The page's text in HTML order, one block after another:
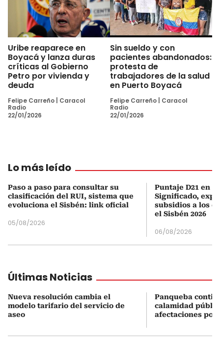
Uribe reaparece en
Boyacá y lanza duras
críticas al Gobierno
Petro por vivienda y
deuda
Felipe Carreño
Caracol
Radio
22/01/2026
Sin sueldo y con
pacientes abandonados:
protesta de
trabajadores de la salud
en Puerto Boyacá
Felipe Carreño
Caracol
Radio
22/01/2026
Lo más leído
Paso a paso para consultar su
clasificación del RUI, sistema que
evoluciona el Sisbén: link oficial
05/08/2026
Puntaje D21 en
Significado,
subsidios a los
el Sisbén 2026
06/08/2026
Últimas Noticias
Nueva resolución cambia el
modelo tarifario del servicio de
aseo
Panqueba
calamidad
afectaciones por